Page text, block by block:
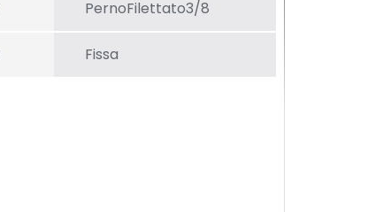
PernoFilettato3/8
Fissa